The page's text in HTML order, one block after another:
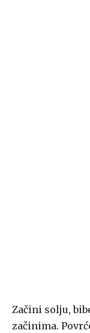
Začini solju,
začinima.